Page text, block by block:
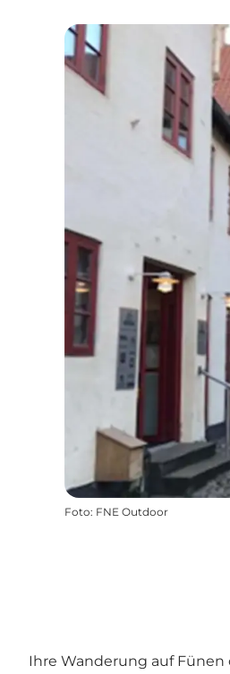
Foto: FNE Outdoor
Ihre Wanderung auf